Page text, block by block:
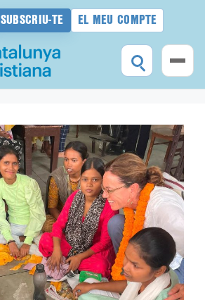
SUBSCRIU-TE EL MEU COMPTE